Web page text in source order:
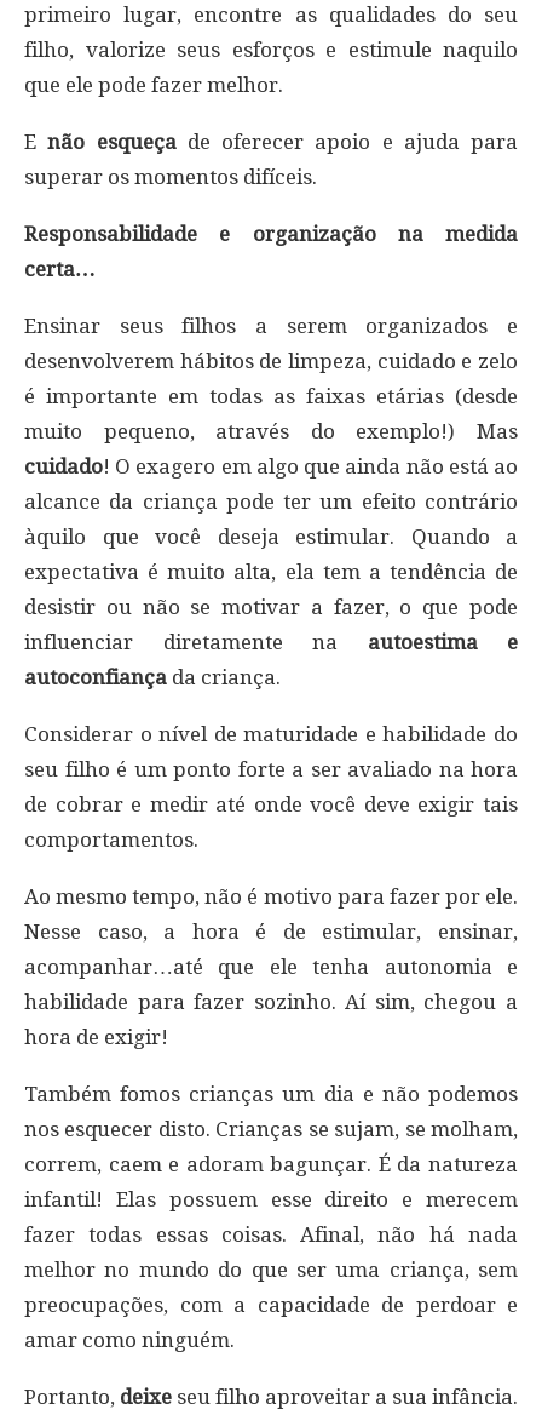
primeiro lugar, encontre as qualidades do seu
filho, valorize seus esforços e estimule naquilo
que ele pode fazer melhor.
Enão esqueçade oferecer apoio e ajuda para
superar os momentos difíceis.
Responsabilidade e organização na medida
certa…
Ensinar seus filhos a serem organizados e
desenvolverem hábitos de limpeza, cuidado e zelo
é importante em todas as faixas etárias (desde
muito pequeno, através do exemplo!) Mas
cuidado! O exagero em algo que ainda não está ao
alcance da criança pode ter um efeito contrário
àquilo que você deseja estimular. Quando a
expectativa é muito alta, ela tem a tendência de
desistir ou não se motivar a fazer, o que pode
influenciar diretamente na autoestima e
autoconfiança da criança.
Considerar o nível de maturidade e habilidade do
seu filho é um ponto forte a ser avaliado na hora
de cobrar e medir até onde você deve exigir tais
comportamentos.
Ao mesmo tempo, não é motivo para fazer por ele.
Nesse caso, a hora é de estimular, ensinar,
acompanhar…até que ele tenha autonomia e
habilidade para fazer sozinho. Aí sim, chegou a
hora de exigir!
Também fomos crianças um dia e não podemos
nos esquecer disto. Crianças se sujam, se molham,
correm, caem e adoram bagunçar. É da natureza
infantil! Elas possuem esse direito e merecem
fazer todas essas coisas. Afinal, não há nada
melhor no mundo do que ser uma criança, sem
preocupações, com a capacidade de perdoar e
amar como ninguém.
Portanto, deixe seu filho aproveitar a sua infância.